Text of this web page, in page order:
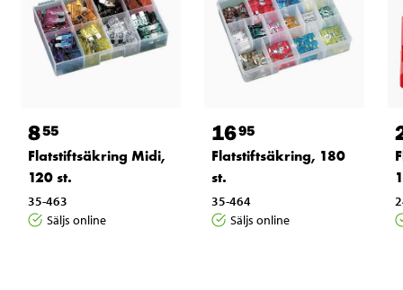
855
Flatstiftsäkring Midi,
120 st.
35-463
Säljs online
1695
Flatstiftsäkring, 180
st.
35-464
Säljs online